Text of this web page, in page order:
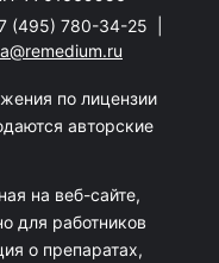
(495) 780-34-25
по лицензии
авторские
на веб-сайте,
для работников
о препаратах,